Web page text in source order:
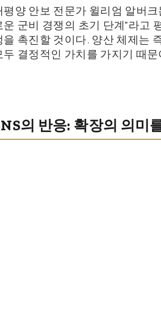
평양 안보 전문가 윌리엄 알버
운 군비 경쟁의 초기 단계"라고
을 촉진할 것이다. 양산 체제는
두 결정적인 가치를 가지기 때문
의 반응: 확장의 의미